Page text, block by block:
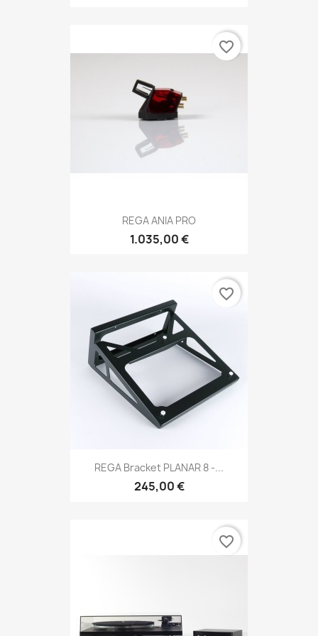
REGA ANIA PRO
1.035,00 €
favorite_border
REGA Bracket PLANAR 8 -...
245,00 €
favorite_border
favorite_border